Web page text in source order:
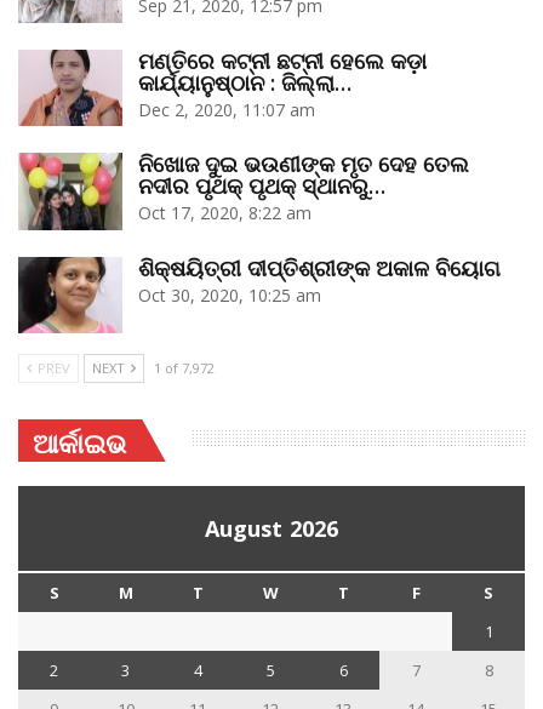
Sep 21, 2020, 12:57 pm
ମଣ୍ତିରେ କଟ୍‌ନୀ ଛଟ୍‌ନୀ ହେଲେ କଡ଼ା
କାର୍ଯ୍ୟାନୁଷ୍ଠାନ : ଜିଲ୍ଲା…
Dec 2, 2020, 11:07 am
ନିଖୋଜ ଦୁଇ ଭଉଣୀଙ୍କ ମୃତ ଦେହ ତେଲ
ନଦୀର ପୃଥକ୍‌ ପୃଥକ୍‌ ସ୍ଥାନରୁ…
Oct 17, 2020, 8:22 am
ଶିକ୍ଷୟିତ୍ରୀ ଦୀପ୍ତିଶ୍ରୀଙ୍କ ଅକାଳ ବିୟୋଗ
Oct 30, 2020, 10:25 am
PREV NEXT 1 of 7,972
ଆର୍କାଇଭ
August 2026
S M T W T F
S
1
2
3 4 5 6 7
8